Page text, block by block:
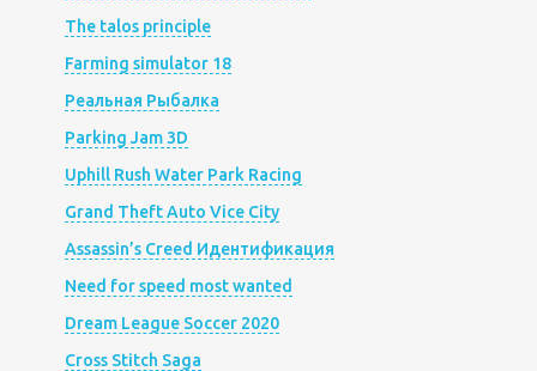
The talos principle
Farming simulator 18
Реальная Рыбалка
Parking Jam 3D
Uphill Rush Water Park Racing
Grand Theft Auto Vice City
Assassin’s Creed Идентификация
Need for speed most wanted
Dream League Soccer 2020
Cross Stitch Saga